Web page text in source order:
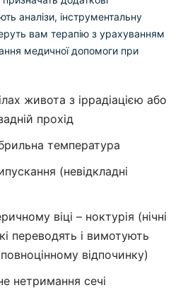
аналізи, інструментальну
вам терапію з урахуванням
медичної допомоги при
живота з іррадіацією або
прохід
температура
(невідкладні
віці – ноктурія (нічні
переводять і вимотують
відпочинку)
нетримання сечі